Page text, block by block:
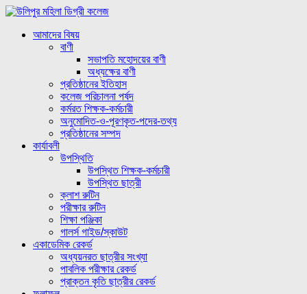
আমাদের বিষয়
বাণী
সভাপতি মহোদয়ের বাণী
অধ্যক্ষের বাণী
প্রতিষ্ঠানের ইতিহাস
কলেজ পরিচালনা পর্ষদ
কর্মরত শিক্ষক-কর্মচারী
অনুমোদিত-ও-পূরণকৃত-পদের-তথ্য
প্রতিষ্ঠানের সম্পদ
কার্যাবলী
উপস্থিতি
উপস্থিত শিক্ষক-কর্মচারী
উপস্থিত ছাত্রী
ক্লাশ রুটিন
পরীক্ষার রুটিন
শিক্ষা পঞ্জিকা
গালর্স গাইড/স্কাউট
একাডেমিক রেকর্ড
অধ্যয়নরত ছাত্রীর সংখ্যা
পাবলিক পরীক্ষার রেকর্ড
প্রাক্তন কৃতি ছাত্রীর রেকর্ড